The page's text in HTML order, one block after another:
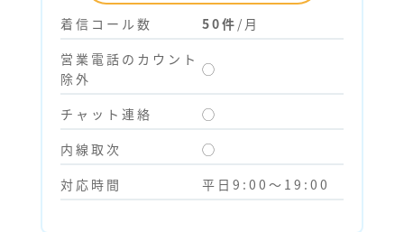
着信コール数 50件 /月
営業電話のカウント
除外
◯
チャット連絡
◯
内線取次
◯
対応時間
平日9:00～19:00